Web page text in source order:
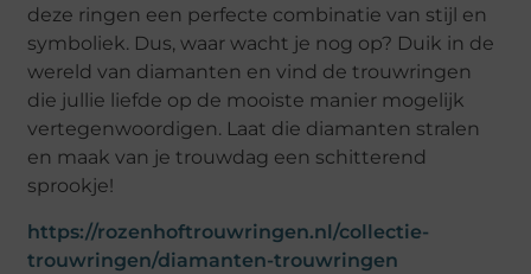
deze ringen een perfecte combinatie van stijl en
symboliek. Dus, waar wacht je nog op? Duik in de
wereld van diamanten en vind de trouwringen
die jullie liefde op de mooiste manier mogelijk
vertegenwoordigen. Laat die diamanten stralen
en maak van je trouwdag een schitterend
sprookje!
https://rozenhoftrouwringen.nl/collectie-
trouwringen/diamanten-trouwringen